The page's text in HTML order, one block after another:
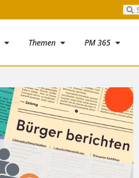
Themen PM 365